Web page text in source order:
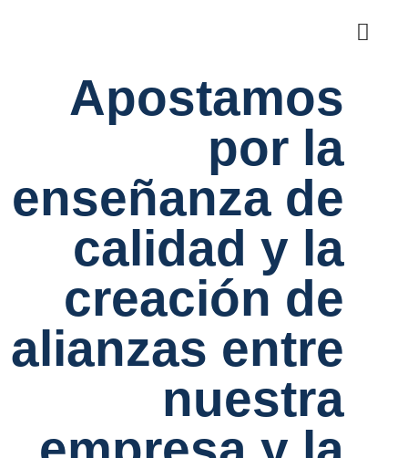
Apostamos
por la
enseñanza de
calidad y la
creación de
alianzas entre
nuestra